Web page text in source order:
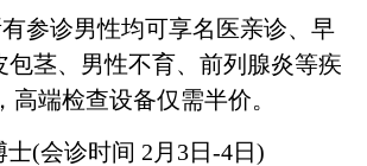
诊男性均可享名医亲诊、早
包茎、男性不育、前列腺炎等疾
高端检查设备仅需半价。
(会诊时间 2月3日-4日)